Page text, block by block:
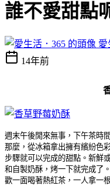
誰不愛甜點
愛
14年前
週末午後閒來無事，下午茶時
那麼，從冰箱拿出擁有繽紛色
步驟就可以完成的甜點。新鮮
和自製奶酥，烤一下就完成了
歡一面喝著熱紅茶，一人拿一